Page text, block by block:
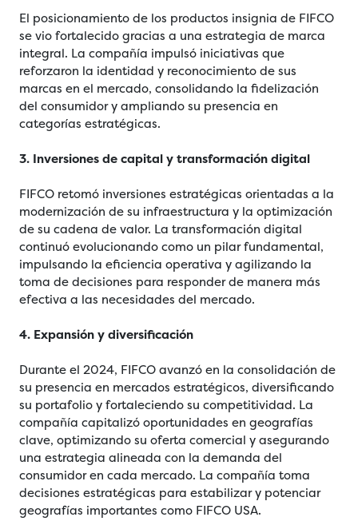
El posicionamiento de los productos insignia de FIFCO
se vio fortalecido gracias a una estrategia de marca
integral. La compañía impulsó iniciativas que
reforzaron la identidad y reconocimiento de sus
marcas en el mercado, consolidando la fidelización
del consumidor y ampliando su presencia en
categorías estratégicas.
3. Inversiones de capital y transformación digital
FIFCO retomó inversiones estratégicas orientadas a la
modernización de su infraestructura y la optimización
de su cadena de valor. La transformación digital
continuó evolucionando como un pilar fundamental,
impulsando la eficiencia operativa y agilizando la
toma de decisiones para responder de manera más
efectiva a las necesidades del mercado.
4. Expansión y diversificación
Durante el 2024, FIFCO avanzó en la consolidación de
su presencia en mercados estratégicos, diversificando
su portafolio y fortaleciendo su competitividad. La
compañía capitalizó oportunidades en geografías
clave, optimizando su oferta comercial y asegurando
una estrategia alineada con la demanda del
consumidor en cada mercado. La compañía toma
decisiones estratégicas para estabilizar y potenciar
geografías importantes como FIFCO USA.